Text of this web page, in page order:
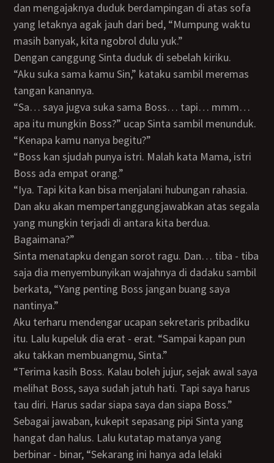
dan mengajaknya duduk berdampingan di atas sofa
yang letaknya agak jauh dari bed, “Mumpung waktu
masih banyak, kita ngobrol dulu yuk.”
Dengan canggung Sinta duduk di sebelah kiriku.
“Aku suka sama kamu Sin,” kataku sambil meremas
tangan kanannya.
“Sa… saya jugva suka sama Boss… tapi… mmm…
apa itu mungkin Boss?” ucap Sinta sambil menunduk.
“Kenapa kamu nanya begitu?”
“Boss kan sjudah punya istri. Malah kata Mama, istri
Boss ada empat orang.”
“Iya. Tapi kita kan bisa menjalani hubungan rahasia.
Dan aku akan mempertanggungjawabkan atas segala
yang mungkin terjadi di antara kita berdua.
Bagaimana?”
Sinta menatapku dengan sorot ragu. Dan… tiba - tiba
saja dia menyembunyikan wajahnya di dadaku sambil
berkata, “Yang penting Boss jangan buang saya
nantinya.”
Aku terharu mendengar ucapan sekretaris pribadiku
itu. Lalu kupeluk dia erat - erat. “Sampai kapan pun
aku takkan membuangmu, Sinta.”
“Terima kasih Boss. Kalau boleh jujur, sejak awal saya
melihat Boss, saya sudah jatuh hati. Tapi saya harus
tau diri. Harus sadar siapa saya dan siapa Boss.”
Sebagai jawaban, kukepit sepasang pipi Sinta yang
hangat dan halus. Lalu kutatap matanya yang
berbinar - binar, “Sekarang ini hanya ada lelaki